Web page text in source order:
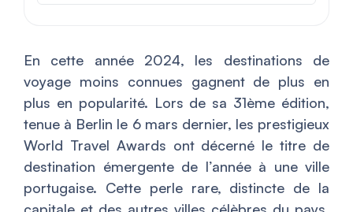
En cette année 2024, les destinations de
voyage moins connues gagnent de plus en
plus en popularité. Lors de sa 31ème édition,
tenue à Berlin le 6 mars dernier, les prestigieux
World Travel Awards ont décerné le titre de
destination émergente de l’année à une ville
portugaise. Cette perle rare, distincte de la